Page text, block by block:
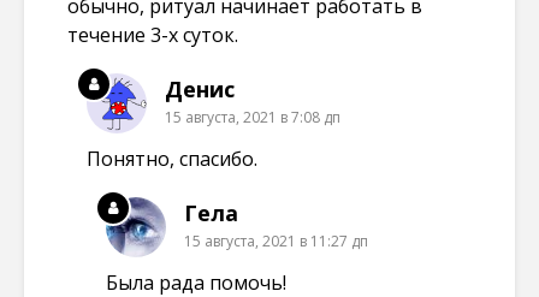
обычно, ритуал начинает работать в
течение 3-х суток.
Денис
15 августа, 2021 в 7:08 дп
Понятно, спасибо.
Гела
15 августа, 2021 в 11:27 дп
Была рада помочь!